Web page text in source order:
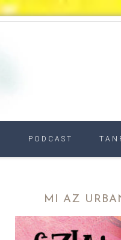
PODCAST
MI AZ